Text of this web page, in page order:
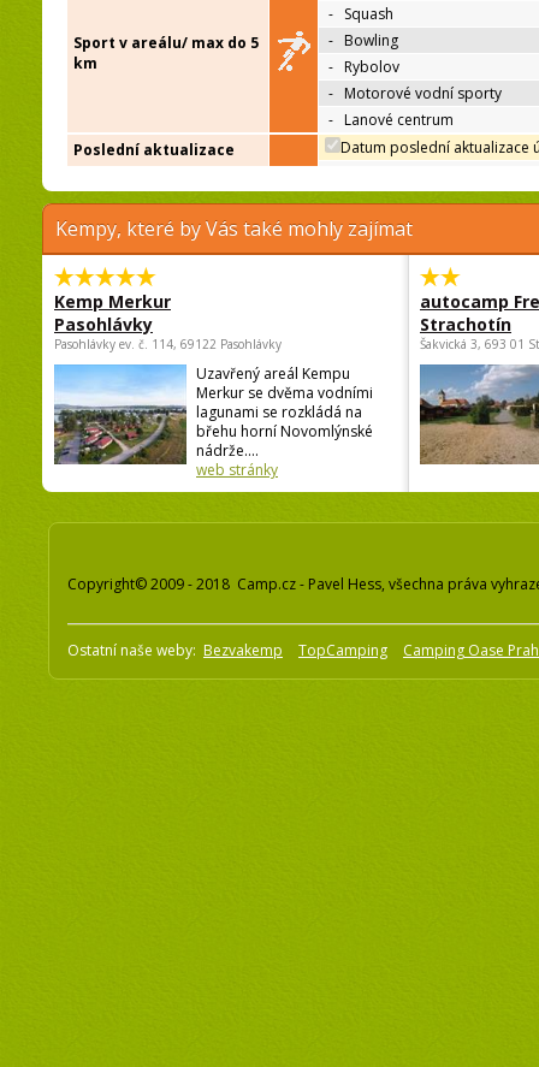
Sport v areálu/ max do 5
km
- Squash
- Bowling
- Rybolov
- Motorové vodní sporty
- Lanové centrum
Poslední aktualizace
Datum poslední aktualizace
Kempy, které by Vás také mohly zajímat
Kemp Merkur
Pasohlávky
Pasohlávky ev. č. 114, 69122 Pasohlávky
Uzavřený areál Kempu
Merkur se dvěma vodními
lagunami se rozkládá na
břehu horní Novomlýnské
nádrže....
web stránky
autocamp
Strachotín
Šakvická 3, 693 01
Copyright© 2009 - 2018 Camp.cz - Pavel Hess, všechna práva
Ostatní naše weby: Bezvakemp TopCamping Camping Oase